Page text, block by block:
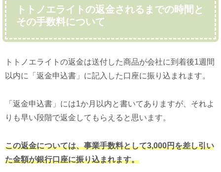
トトノエライトの返金されるまでの時間と
その手数料について
トトノエライトの返金は送付した商品が会社に到着後1週間
以内に「返金申込書」に記入した口座に振り込まれます。
「返金申込書」には1か月以内と書いてありますが、それよ
りも早い段階で返金してもらえると思います。
この返金については、事業手数料として3,000円を差し引い
た金額が銀行口座に振り込まれます。